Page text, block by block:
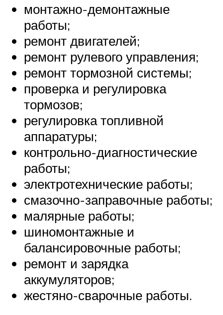
монтажно-демонтажные
работы;
ремонт двигателей;
ремонт рулевого управления;
ремонт тормозной системы;
проверка и регулировка
тормозов;
регулировка топливной
аппаратуры;
контрольно-диагностические
работы;
электротехнические работы;
смазочно-заправочные работы;
малярные работы;
шиномонтажные и
балансировочные работы;
ремонт и зарядка
аккумуляторов;
жестяно-сварочные работы.